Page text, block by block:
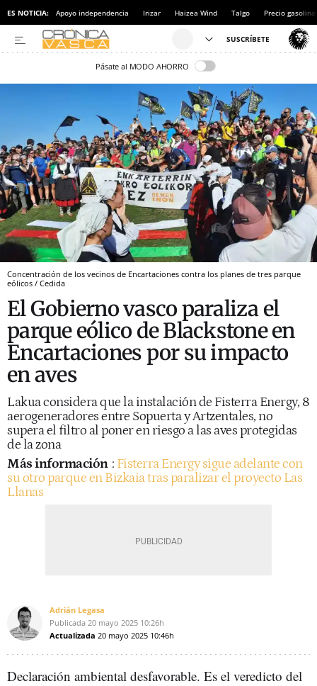
ES NOTICIA: Apoyo independencia Irizar Haizea Wind Talgo Precio gasolina
Pásate al MODO AHORRO
Concentración de los vecinos de Encartaciones contra los planes de tres parque
eólicos / Cedida
El Gobierno vasco paraliza el
parque eólico de Blackstone en
Encartaciones por su impacto
en aves
Lakua considera que la instalación de Fisterra Energy, 8
aerogeneradores entre Sopuerta y Artzentales, no
supera el filtro al poner en riesgo a las aves protegidas
de la zona
Más información : Fisterra Energy sigue adelante con
su otro parque en Bizkaia tras paralizar el proyecto Las
Llanas
Adrián Legasa
Publicada 20 mayo 2025 10:26h
Actualizada 20 mayo 2025 10:46h
Declaración ambiental desfavorable. Es el veredicto del